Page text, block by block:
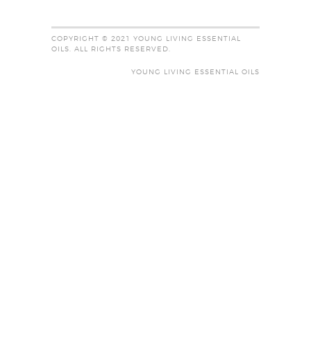
COPYRIGHT © 2021 YOUNG LIVING ESSENTIAL
OILS. ALL RIGHTS RESERVED.
YOUNG LIVING ESSENTIAL OILS